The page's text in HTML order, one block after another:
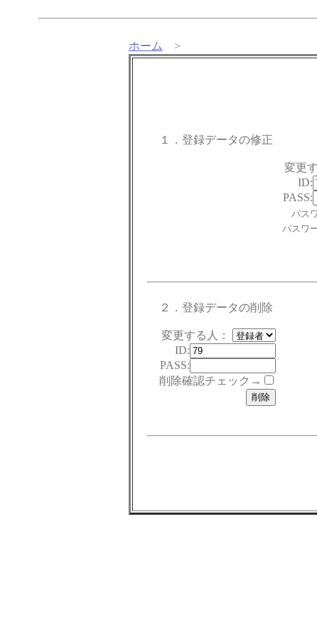
ホーム >
１．登録データの修正
変更
ID:
PASS:
パス
パスワ
２．登録データの削除
変更する人：
ID:
PASS:
削除確認チェック→